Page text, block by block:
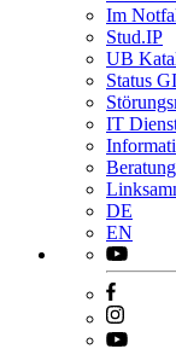
Im
Stud.IP
UB
Status
IT
DE
EN